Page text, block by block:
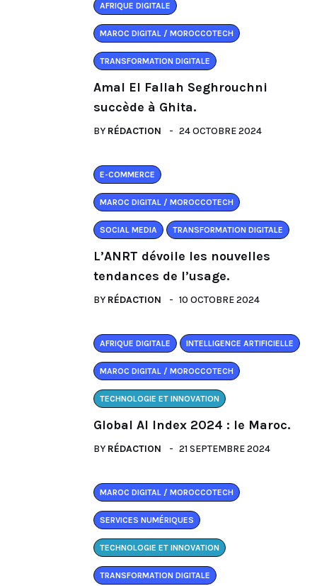
AFRIQUE DIGITALE
MAROC DIGITAL / MOROCCOTECH
TRANSFORMATION DIGITALE
Amal El Fallah Seghrouchni
succède à Ghita.
BY RÉDACTION 24 OCTOBRE 2024
E-COMMERCE
MAROC DIGITAL / MOROCCOTECH
SOCIAL MEDIA TRANSFORMATION DIGITALE
L’ANRT dévoile les nouvelles
tendances de l’usage.
BY RÉDACTION 10 OCTOBRE 2024
AFRIQUE DIGITALE INTELLIGENCE ARTIFICIELLE
MAROC DIGITAL / MOROCCOTECH
TECHNOLOGIE ET INNOVATION
Global AI Index 2024 : le Maroc.
BY RÉDACTION 21 SEPTEMBRE 2024
MAROC DIGITAL / MOROCCOTECH
SERVICES NUMÉRIQUES
TECHNOLOGIE ET INNOVATION
TRANSFORMATION DIGITALE